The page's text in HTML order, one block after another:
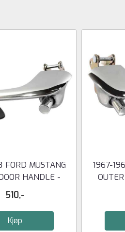
FORD MUSTANG
HANDLE -
LEFT
510,-
Kjøp
1967-